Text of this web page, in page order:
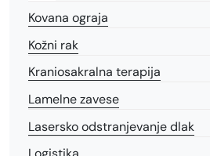
Kovana ograja
Kožni rak
Kraniosakralna terapija
Lamelne zavese
Lasersko odstranjevanje dlak